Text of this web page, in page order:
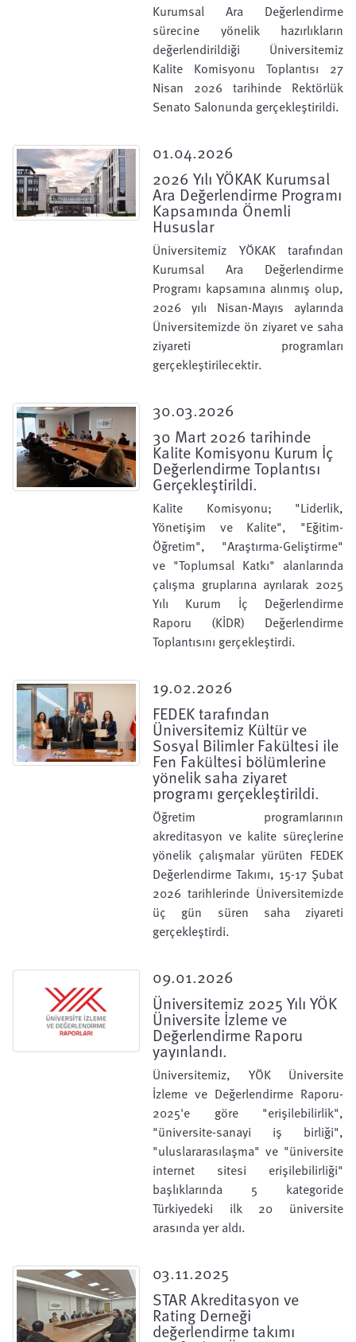
Kurumsal Ara Değerlendirme
sürecine yönelik hazırlıkların
değerlendirildiği Üniversitemiz
Kalite Komisyonu Toplantısı 27
Nisan 2026 tarihinde Rektörlük
Senato Salonunda gerçekleştirildi.
01.04.2026
2026 Yılı YÖKAK Kurumsal
Ara Değerlendirme Programı
Kapsamında Önemli
Hususlar
Üniversitemiz YÖKAK tarafından
Kurumsal Ara Değerlendirme
Programı kapsamına alınmış olup,
2026 yılı Nisan-Mayıs aylarında
Üniversitemizde ön ziyaret ve saha
ziyareti programları
gerçekleştirilecektir.
30.03.2026
30 Mart 2026 tarihinde
Kalite Komisyonu Kurum İç
Değerlendirme Toplantısı
Gerçekleştirildi.
Kalite Komisyonu; "Liderlik,
Yönetişim ve Kalite", "Eğitim-
Öğretim", "Araştırma-Geliştirme"
ve "Toplumsal Katkı" alanlarında
çalışma gruplarına ayrılarak 2025
Yılı Kurum İç Değerlendirme
Raporu (KİDR) Değerlendirme
Toplantısını gerçekleştirdi.
19.02.2026
FEDEK tarafından
Üniversitemiz Kültür ve
Sosyal Bilimler Fakültesi ile
Fen Fakültesi bölümlerine
yönelik saha ziyaret
programı gerçekleştirildi.
Öğretim programlarının
akreditasyon ve kalite süreçlerine
yönelik çalışmalar yürüten FEDEK
Değerlendirme Takımı, 15-17 Şubat
2026 tarihlerinde Üniversitemizde
üç gün süren saha ziyareti
gerçekleştirdi.
09.01.2026
Üniversitemiz 2025 Yılı YÖK
Üniversite İzleme ve
Değerlendirme Raporu
yayınlandı.
Üniversitemiz, YÖK Üniversite
İzleme ve Değerlendirme Raporu-
2025'e göre "erişilebilirlik",
"üniversite-sanayi iş birliği",
"uluslararasılaşma" ve "üniversite
internet sitesi erişilebilirliği"
başlıklarında 5 kategoride
Türkiyedeki ilk 20 üniversite
arasında yer aldı.
03.11.2025
STAR Akreditasyon ve
Rating Derneği
değerlendirme takımı